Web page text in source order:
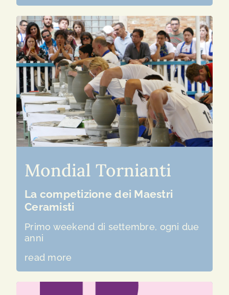
Mondial Tornianti
La competizione dei Maestri
Ceramisti
Primo weekend di settembre, ogni due
anni
read more